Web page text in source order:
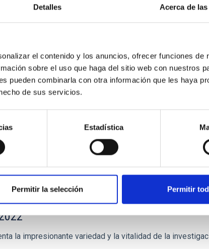
Detalles Acerca de
el contenido y los anuncios, ofrecer funciones de
sobre el uso que haga del sitio web con nuestros
pueden combinarla con otra información que les haya
de sus servicios.
Estadística
Permitir la selección Permitir
la impresionante variedad y la vitalidad de la
Canarias. La razón de este éxito se debe a la gran
la impresionante variedad y la vitalidad de la